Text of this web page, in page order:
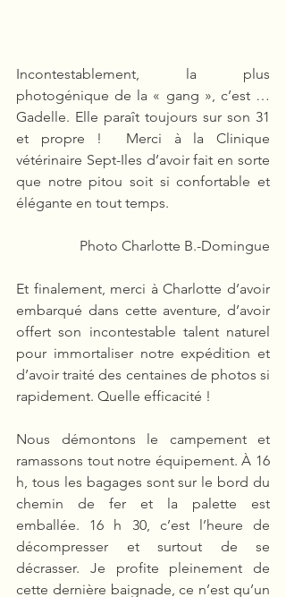
Incontestablement, la plus
photogénique de la « gang », c’est …
Gadelle. Elle paraît toujours sur son 31
et propre !  Merci à la Clinique
vétérinaire Sept-Iles d’avoir fait en sorte
que notre pitou soit si confortable et
élégante en tout temps.
Photo Charlotte B.-Domingue
Et finalement, merci à Charlotte d’avoir
embarqué dans cette aventure, d’avoir
offert son incontestable talent naturel
pour immortaliser notre expédition et
d’avoir traité des centaines de photos si
rapidement. Quelle efficacité !
Nous démontons le campement et
ramassons tout notre équipement. À 16
h, tous les bagages sont sur le bord du
chemin de fer et la palette est
emballée. 16 h 30, c’est l’heure de
décompresser et surtout de se
décrasser. Je profite pleinement de
cette dernière baignade, ce n’est qu’un